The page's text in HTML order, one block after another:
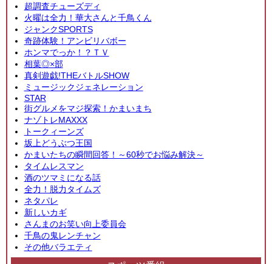
超調査チューズディ
火曜は全力！華大さんと千鳥くん
ジャンクSPORTS
奇跡体験！アンビリバボー
ホンマでっか！？ＴＶ
相葉◎×部
真剣遊戯!THEバトルSHOW
ミュージックジェネレーション
STAR
街グルメをマジ探索！かまいまち
ナゾトレMAXXX
トークィーンズ
坂上どうぶつ王国
かまいたちの瞬間回答！～60秒でお悩み解決～
タイムレスマン
酒のツマミになる話
全力！脱力タイムズ
ネタパレ
新しいカギ
さんまのお笑い向上委員会
千鳥の鬼レンチャン
その他バラエティ